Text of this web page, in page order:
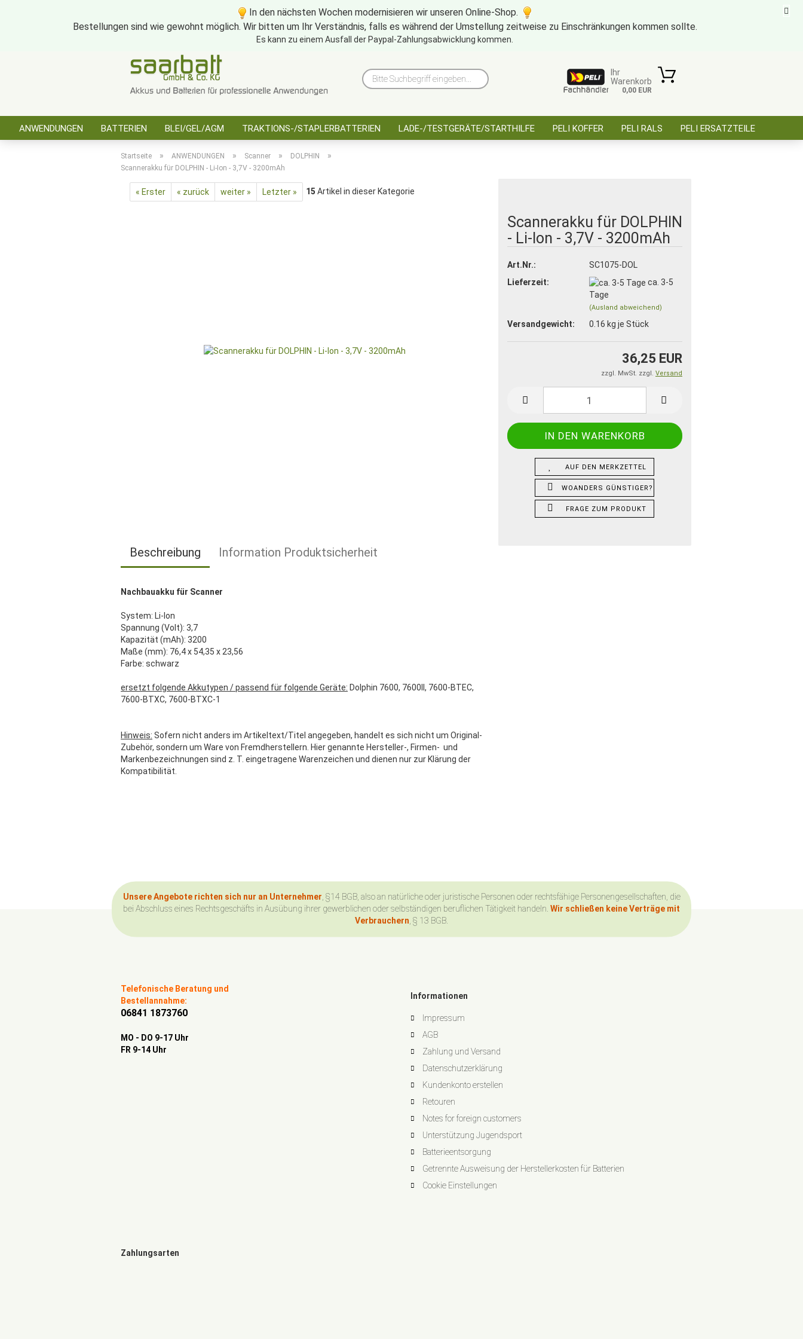
10 Jahre saarbatt Hinweise für öffentl. Auftraggeber, Behörden, BOS
Passwort
Passwort vergessen?
Bitte
Ihr
Warenkorb
0,00 EUR
In den nächsten Wochen modernisieren wir unseren Online-Shop.
Bestellungen sind wie gewohnt möglich. Wir bitten um Ihr Verständnis, falls es während der Umstellung zeitweise zu Einschränkungen kommen sollte.
Es kann zu einem Ausfall der Paypal-Zahlungsabwicklung kommen.
ANWENDUNGEN BATTERIEN BLEI/GEL/AGM TRAKTIONS-/STAPLERBATTERIEN LADE-/TESTGERÄTE/STARTHILFE PELI KOFFER PELI RALS PELI ERSATZTEILE
Startseite » ANWENDUNGEN » Scanner » DOLPHIN »
Scannerakku für DOLPHIN - Li-Ion - 3,7V - 3200mAh
« Erster « zurück weiter » Letzter » 15 Artikel in dieser Kategorie
Scannerakku für DOLPHIN
- Li-Ion - 3,7V - 3200mAh
Art.Nr.:
SC1075-DOL
Lieferzeit:
ca. 3-5
Tage
(Ausland abweichend)
Versandgewicht: 0.16 kg je Stück
36,25 EUR
zzgl. MwSt. zzgl. Versand
AUF DEN MERKZETTEL
WOANDERS GÜNSTIGER?
FRAGE ZUM PRODUKT
Beschreibung Information Produktsicherheit
Nachbauakku für Scanner
System: Li-Ion
Spannung (Volt): 3,7
Kapazität (mAh): 3200
Maße (mm): 76,4 x 54,35 x 23,56
Farbe: schwarz
ersetzt folgende Akkutypen / passend für folgende Geräte: Dolphin 7600, 7600II, 7600-BTEC,
7600-BTXC, 7600-BTXC-1
Hinweis: Sofern nicht anders im Artikeltext/Titel angegeben, handelt es sich nicht um Original-
Zubehör, sondern um Ware von Fremdherstellern. Hier genannte Hersteller-, Firmen- und
Markenbezeichnungen sind z. T. eingetragene Warenzeichen und dienen nur zur Klärung der
Kompatibilität.
Unsere Angebote richten sich nur an Unternehmer , §14 BGB, also an natürliche oder juristische Personen oder rechtsfähige Personengesellschaften, die
bei Abschluss eines Rechtsgeschäfts in Ausübung ihrer gewerblichen oder selbständigen beruflichen Tätigkeit handeln. Wir schließen keine Verträge mit
Verbrauchern , § 13 BGB.
Telefonische Beratung und
Bestellannahme:
06841 1873760
MO - DO 9-17 Uhr
FR 9-14 Uhr
Informationen
Impressum
AGB
Zahlung und Versand
Datenschutzerklärung
Kundenkonto erstellen
Retouren
Notes for foreign customers
Unterstützung Jugendsport
Batterieentsorgung
Getrennte Ausweisung der Herstellerkosten für Batterien
Cookie Einstellungen
Zahlungsarten